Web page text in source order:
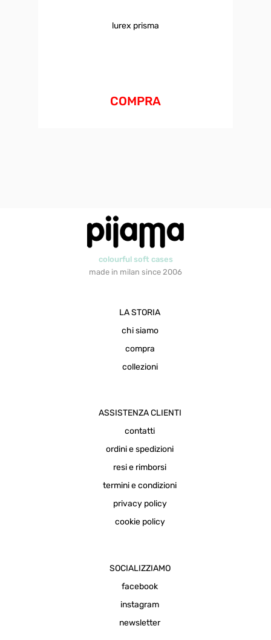
lurex prisma
COMPRA
colourful soft cases
made in milan since 2006
LA STORIA
chi siamo
compra
collezioni
ASSISTENZA CLIENTI
contatti
ordini e spedizioni
resi e rimborsi
termini e condizioni
privacy policy
cookie policy
SOCIALIZZIAMO
facebook
instagram
newsletter